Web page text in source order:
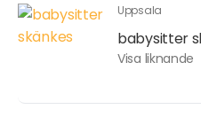
Uppsala
babysitter
Visa liknande